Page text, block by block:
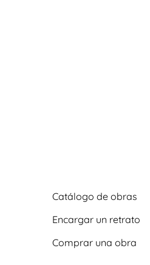
Catálogo de obras
Encargar un retrato
Comprar una obra